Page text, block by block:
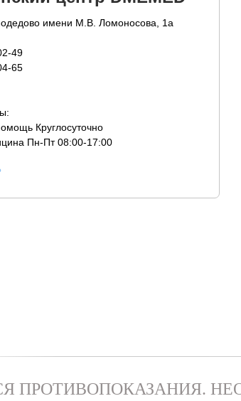
имени М.В. Ломоносова, 1а
49
65
Круглосуточно
Пн-Пт 08:00-17:00
ПРОТИВОПОКАЗАНИЯ.